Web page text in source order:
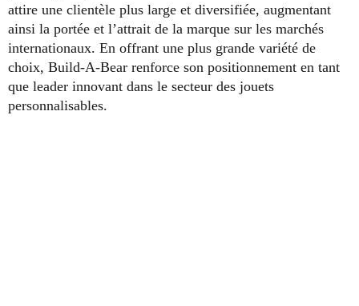
attire une clientèle plus large et diversifiée, augmentant
ainsi la portée et l’attrait de la marque sur les marchés
internationaux. En offrant une plus grande variété de
choix, Build-A-Bear renforce son positionnement en tant
que leader innovant dans le secteur des jouets
personnalisables.